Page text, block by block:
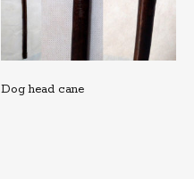
Dog head cane